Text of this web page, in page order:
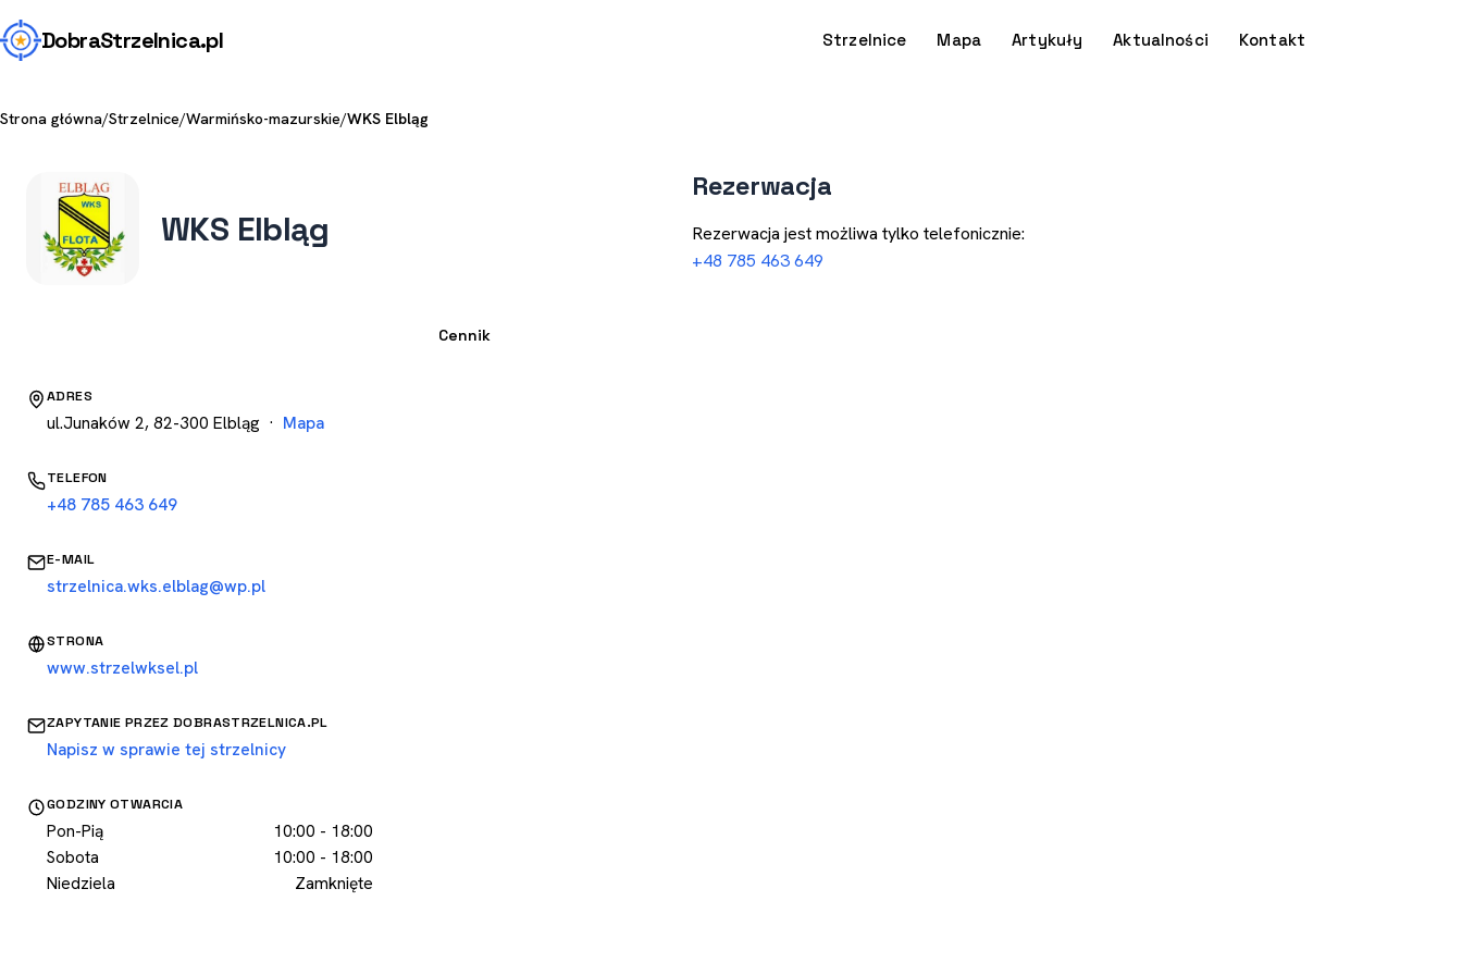
DobraStrzelnica.pl Strzelnice Mapa Artykuły Aktualności Kontakt
Strona główna/Strzelnice/Warmińsko-mazurskie/WKS Elbląg
WKS Elbląg
Cennik
ADRES
ul.Junaków 2, 82-300 Elbląg · Mapa
TELEFON
+48 785 463 649
E-MAIL
strzelnica.wks.elblag@wp.pl
STRONA
www.strzelwksel.pl
ZAPYTANIE PRZEZ DOBRASTRZELNICA.PL
Napisz w sprawie tej strzelnicy
GODZINY OTWARCIA
Pon-Pią
10:00 - 18:00
Sobota
10:00 - 18:00
Niedziela
Zamknięte
Rezerwacja
Rezerwacja jest możliwa tylko telefonicznie:
+48 785 463 649